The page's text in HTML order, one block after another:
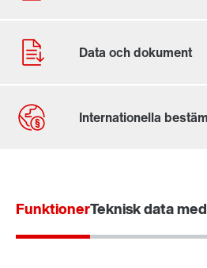
SEW-EURODRIVE Sverige
FunktionerTeknisk data